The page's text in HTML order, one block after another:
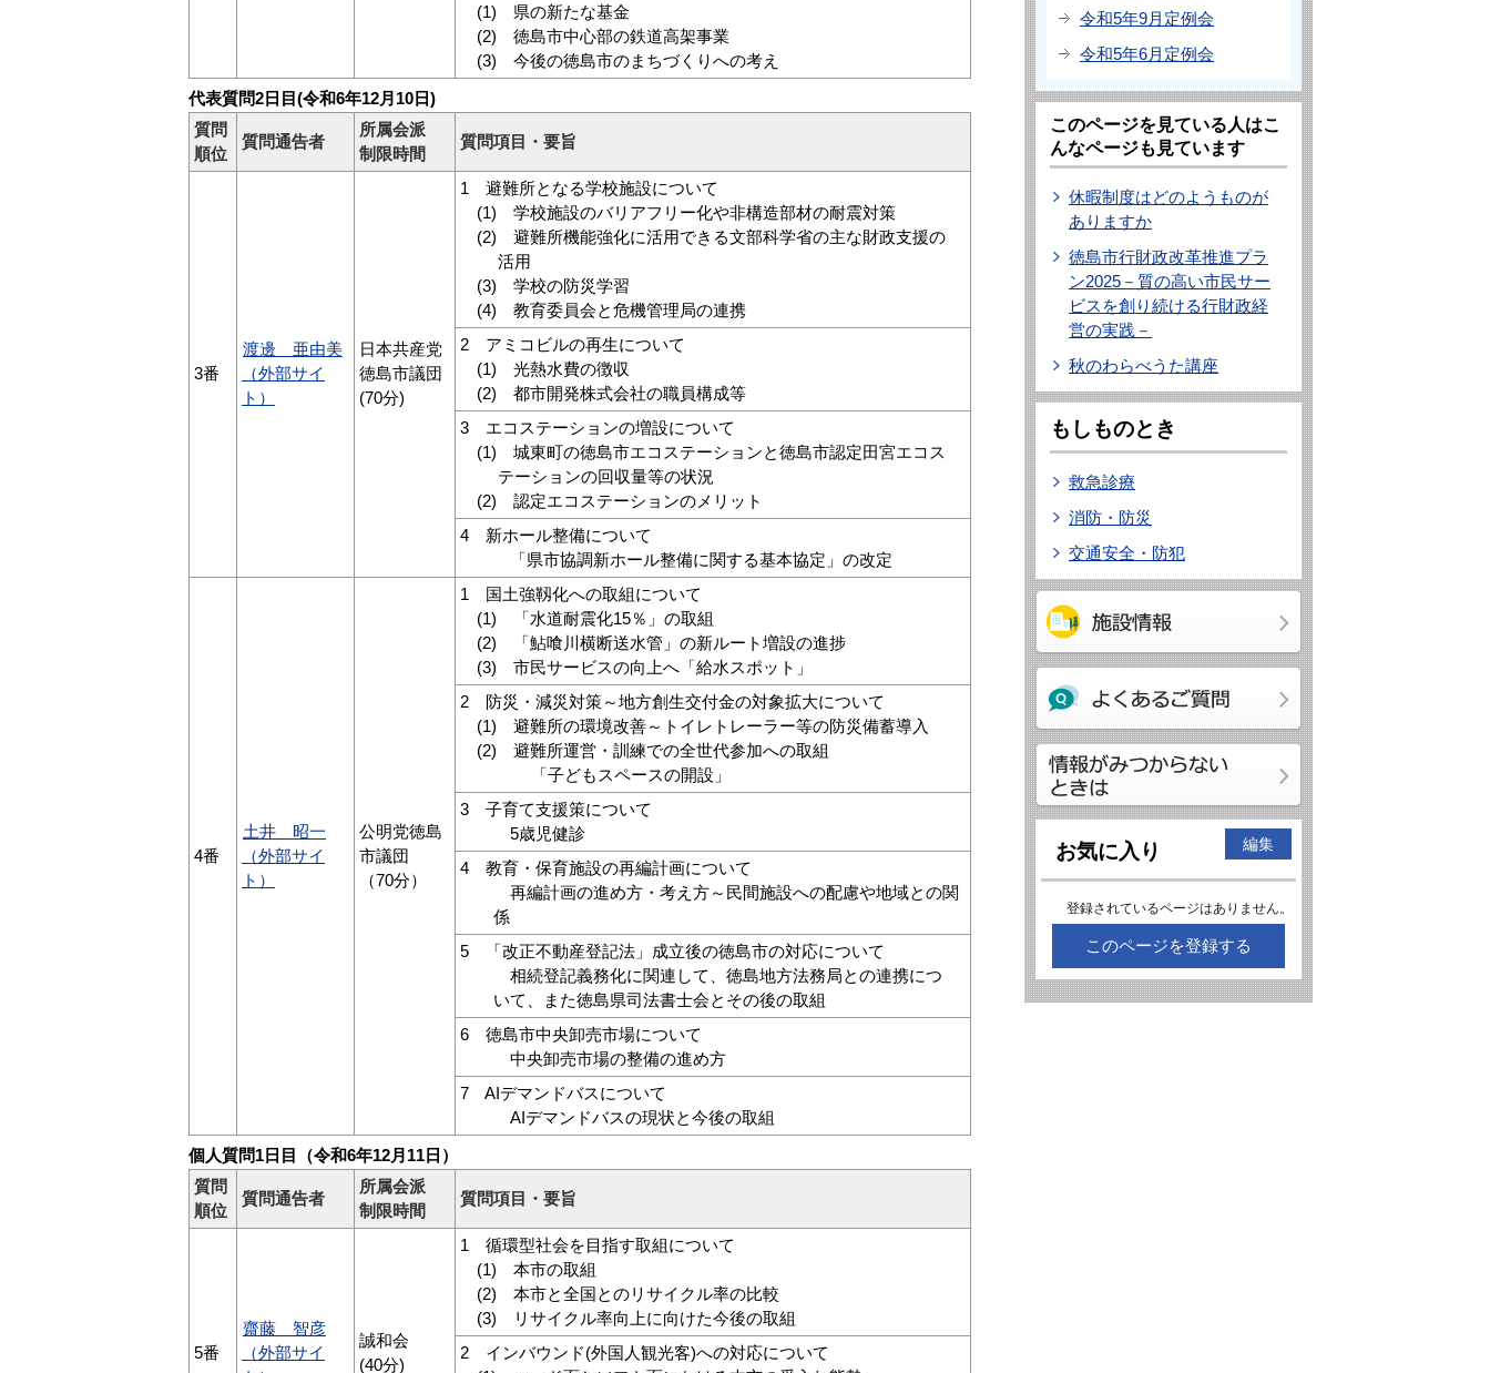
(1) 県の新たな基金
(2) 徳島市中心部の鉄道高架事業
(3) 今後の徳島市のまちづくりへの考え
代表質問2日目(令和6年12月10日)
質問
順位
質問通告者
所属会派
制限時間
質問項目・要旨
3番
渡邊 亜由美
（外部サイ
ト）
日本共産党
徳島市議団
(70分)
1 避難所となる学校施設について
(1) 学校施設のバリアフリー化や非構造部材の耐震対策
(2) 避難所機能強化に活用できる文部科学省の主な財政支援の
活用
(3) 学校の防災学習
(4) 教育委員会と危機管理局の連携
2 アミコビルの再生について
(1) 光熱水費の徴収
(2) 都市開発株式会社の職員構成等
3 エコステーションの増設について
(1) 城東町の徳島市エコステーションと徳島市認定田宮エコス
テーションの回収量等の状況
(2) 認定エコステーションのメリット
4 新ホール整備について
「県市協調新ホール整備に関する基本協定」の改定
4番
土井 昭一
（外部サイ
ト）
公明党徳島
市議団
（70分）
1 国土強靱化への取組について
(1) 「水道耐震化15％」の取組
(2) 「鮎喰川横断送水管」の新ルート増設の進捗
(3) 市民サービスの向上へ「給水スポット」
2 防災・減災対策～地方創生交付金の対象拡大について
(1) 避難所の環境改善～トイレトレーラー等の防災備蓄導入
(2) 避難所運営・訓練での全世代参加への取組
「子どもスペースの開設」
3 子育て支援策について
5歳児健診
4 教育・保育施設の再編計画について
再編計画の進め方・考え方～民間施設への配慮や地域との関
係
5 「改正不動産登記法」成立後の徳島市の対応について
相続登記義務化に関連して、徳島地方法務局との連携につ
いて、また徳島県司法書士会とその後の取組
6 徳島市中央卸売市場について
中央卸売市場の整備の進め方
7 AIデマンドバスについて
AIデマンドバスの現状と今後の取組
個人質問1日目（令和6年12月11日）
質問
順位
質問通告者
所属会派
制限時間
質問項目・要旨
5番
齋藤 智彦
（外部サイ
誠和会
(40分)
1 循環型社会を目指す取組について
(1) 本市の取組
(2) 本市と全国とのリサイクル率の比較
(3) リサイクル率向上に向けた今後の取組
2 インバウンド(外国人観光客)への対応について
令和5年9月定例会
令和5年6月定例会
このページを見ている人はこ
んなページも見ています
休暇制度はどのようものが
ありますか
徳島市行財政改革推進プラ
ン2025－質の高い市民サー
ビスを創り続ける行財政経
営の実践－
秋のわらべうた講座
もしものとき
救急診療
消防・防災
交通安全・防犯
お気に入り 編集
登録されているページはありません。
このページを登録する